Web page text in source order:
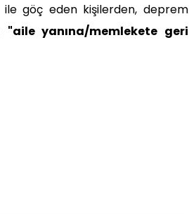
göç eden kişilerden, deprem
"aile yanına/memlekete geri